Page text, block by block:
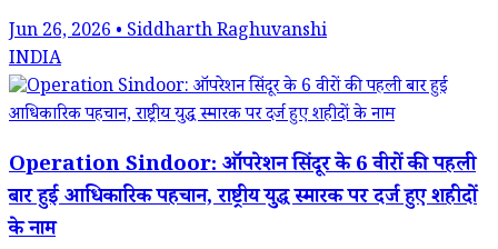
Jun 26, 2026 • Siddharth Raghuvanshi
INDIA
Operation Sindoor: ऑपरेशन सिंदूर के 6 वीरों की पहली
बार हुई आधिकारिक पहचान, राष्ट्रीय युद्ध स्मारक पर दर्ज हुए शहीदों
के नाम